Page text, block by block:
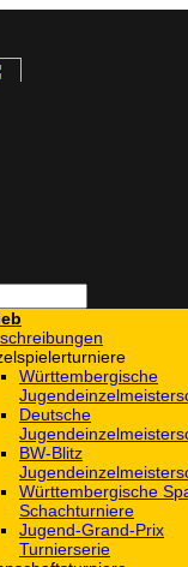
Württembergische
Deutsche
BW-Blitz
Württembergische
Schachturniere
Jugend-Grand-Prix
Turnierserie